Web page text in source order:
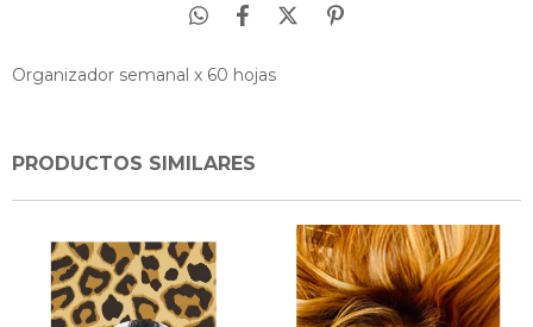
Organizador semanal x 60 hojas
PRODUCTOS SIMILARES